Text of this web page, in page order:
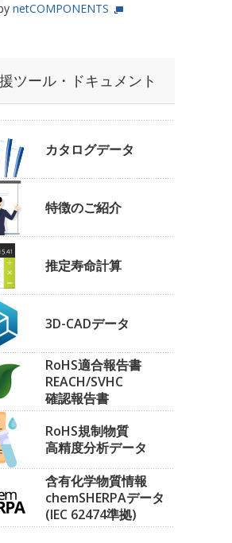
netCOMPONENTS
ツール・ドキュメント
カタログデータ
特徴のご紹介
推定寿命計算
3D-CADデータ
RoHS適合報告書
REACH/SVHC
確認報告書
RoHS規制物質
高精度分析データ
含有化学物質情報
chemSHERPAデータ
(IEC 62474準拠)